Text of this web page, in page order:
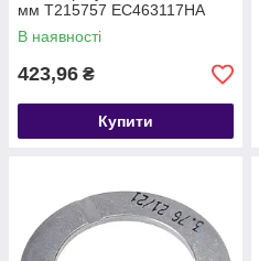
мм T215757 EC463117HA
В наявності
423,96 ₴
Купити